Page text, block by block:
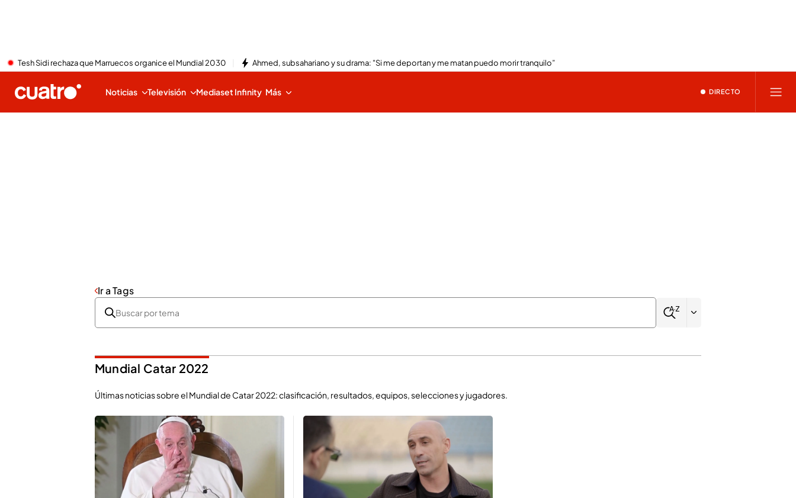
Tesh Sidi rechaza que Marruecos organice el Mundial 2030 Ahmed, subsahariano y su drama: "Si me deportan y me matan puedo morir tranquilo”
Noticias Televisión Mediaset Infinity Más DIRECTO
Ir a Tags
Mundial Catar 2022
Últimas noticias sobre el Mundial de Catar 2022: clasificación, resultados, equipos, selecciones y jugadores.